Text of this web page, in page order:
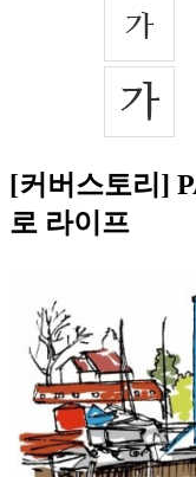
[커버스토리]
로 라이프